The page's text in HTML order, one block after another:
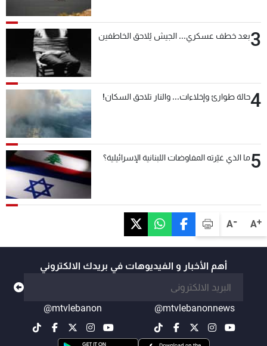
A+
A-
3بعد خطف عسكري... الجيش يُلاحق الخاطفين
4حالة طوارئ وإخلاءات... والنار تلاحق السكان!
5ما الذي غيّرته المفاوضات اللبنانية الإسرائيلية؟
أهم الأخبار و الفيديوهات في بريدك الالكتروني
@mtvlebanonnews
@mtvlebanon